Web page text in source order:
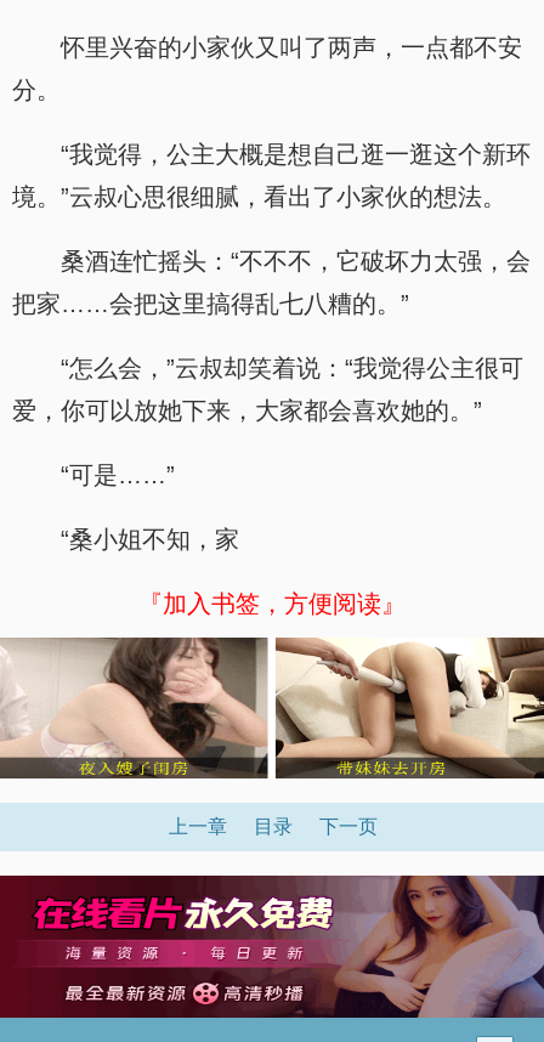
怀里兴奋的小家伙又叫了两声，一点都不安
分。
“我觉得，公主大概是想自己逛一逛这个新环
境。”云叔心思很细腻，看出了小家伙的想法。
桑酒连忙摇头：“不不不，它破坏力太强，会
把家……会把这里搞得乱七八糟的。”
“怎么会，”云叔却笑着说：“我觉得公主很可
爱，你可以放她下来，大家都会喜欢她的。”
“可是……”
“桑小姐不知，家
『加入书签，方便阅读』
上一章 目录 下一页